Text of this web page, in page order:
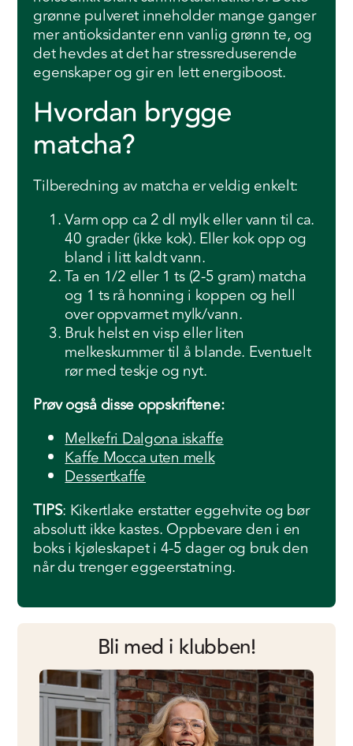
grønne pulveret inneholder mange ganger
mer antioksidanter enn vanlig grønn te, og
det hevdes at det har stressreduserende
egenskaper og gir en lett energiboost.
Hvordan brygge
matcha?
Tilberedning av matcha er veldig enkelt:
Varm opp ca 2 dl mylk eller vann til ca.
40 grader (ikke kok). Eller kok opp og
bland i litt kaldt vann.
Ta en 1/2 eller 1 ts (2-5 gram) matcha
og 1 ts rå honning i koppen og hell
over oppvarmet mylk/vann.
Bruk helst en visp eller liten
melkeskummer til å blande. Eventuelt
rør med teskje og nyt.
Prøv også disse oppskriftene:
Melkefri Dalgona iskaffe
Kaffe Mocca uten melk
Dessertkaffe
TIPS: Kikertlake erstatter eggehvite og bør
absolutt ikke kastes. Oppbevare den i en
boks i kjøleskapet i 4-5 dager og bruk den
når du trenger eggeerstatning.
Bli med i klubben!